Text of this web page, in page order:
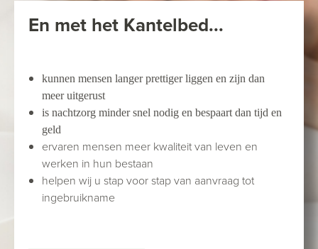
En met het Kantelbed...
kunnen mensen langer prettiger liggen en zijn dan
meer uitgerust
is nachtzorg minder snel nodig en bespaart dan tijd en
geld
ervaren mensen meer kwaliteit van leven en
werken in hun bestaan
helpen wij u stap voor stap van aanvraag tot
ingebruikname